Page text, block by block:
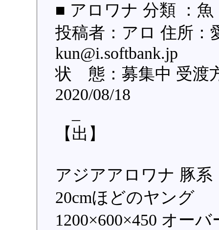
■ アロワナ 分類 ：魚
投稿者：アロ 住所：
状 態：募集中 受渡
2020/08/18
【出】
アジアアロワナ 豚
20cmほどのヤング
1200×600×450 オー